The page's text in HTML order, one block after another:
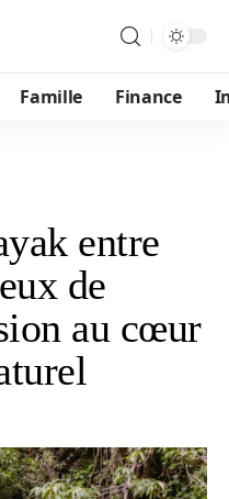
Famille Finance
entre
de
au cœur